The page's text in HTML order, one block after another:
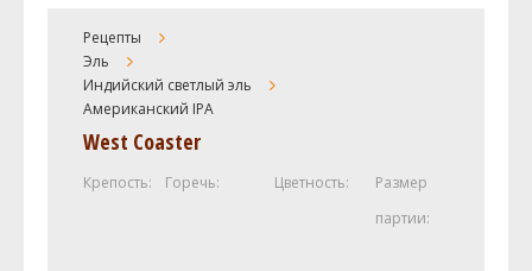
Рецепты
Эль
Индийский светлый эль
Американский IPA
West Coaster
Крепость: Горечь: Цветность:
Размер
партии: